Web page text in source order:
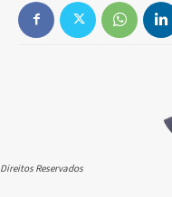
Direitos Reservados